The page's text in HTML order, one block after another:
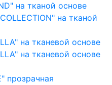
на тканой основе
на тканой
на тканевой основе
на тканевой основе
прозрачная